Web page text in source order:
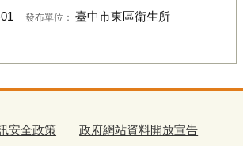
發布單位： 臺中市東區衛生所
安全政策 政府網站資料開放宣告